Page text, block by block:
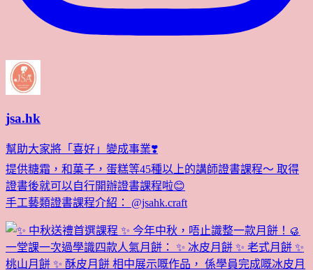
jsa.hk
幫助大家將「喜好」變成事業❣️
提供糖霜，和菓子，蛋糕等45種以上的講師證書課程～ 取得
證書後就可以自行開辦證書課程啦😊
手工藝類證書課程介紹： @jsahk.craft